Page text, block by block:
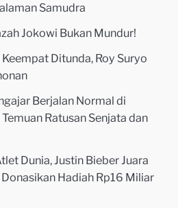
Samudra
Jokowi Bukan Mundur!
Ditunda, Roy Suryo
Berjalan Normal di
Ratusan Senjata dan
Dunia, Justin Bieber Juara
Hadiah Rp16 Miliar